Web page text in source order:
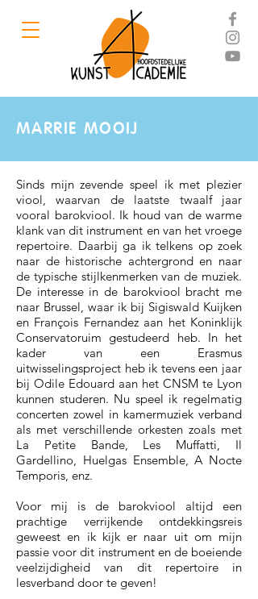
MARRIE MOOIJ
Sinds mijn zevende speel ik met plezier
viool, waarvan de laatste twaalf jaar
vooral barokviool. Ik houd van de warme
klank van dit instrument en van het vroege
repertoire. Daarbij ga ik telkens op zoek
naar de historische achtergrond en naar
de typische stijlkenmerken van de muziek.
De interesse in de barokviool bracht me
naar Brussel, waar ik bij Sigiswald Kuijken
en François Fernandez aan het Koninklijk
Conservatoruim gestudeerd heb. In het
kader van een Erasmus
uitwisselingsproject heb ik tevens een jaar
bij Odile Edouard aan het CNSM te Lyon
kunnen studeren. Nu speel ik regelmatig
concerten zowel in kamermuziek verband
als met verschillende orkesten zoals met
La Petite Bande, Les Muffatti, Il
Gardellino, Huelgas Ensemble, A Nocte
Temporis, enz.
Voor mij is de barokviool altijd een
prachtige verrijkende ontdekkingsreis
geweest en ik kijk er naar uit om mijn
passie voor dit instrument en de boeiende
veelzijdigheid van dit repertoire in
lesverband door te geven!